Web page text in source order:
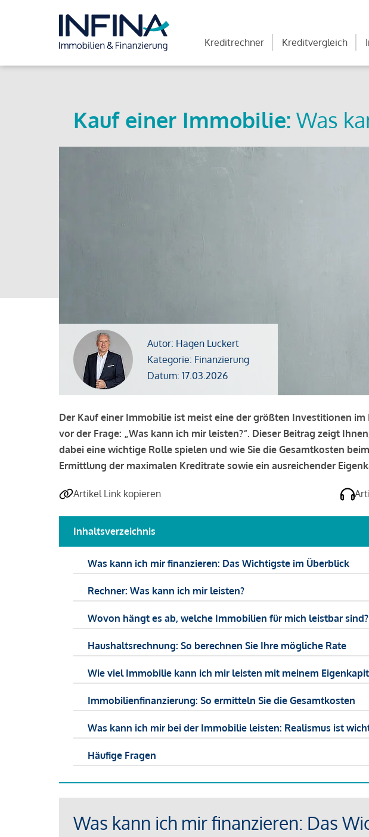
Kreditrechner Kreditvergleich
Kauf einer Immobilie: Was
Autor: Hagen Luckert
Kategorie: Finanzierung
Datum: 17.03.2026
Der Kauf einer Immobilie ist meist eine der größten Investitionen
vor der Frage: „Was kann ich mir leisten?“. Dieser Beitrag zeigt
dabei eine wichtige Rolle spielen und wie Sie die Gesamtkosten
Ermittlung der maximalen Kreditrate sowie ein ausreichender
Artikel Link kopieren
Inhaltsverzeichnis
Was kann ich mir finanzieren: Das Wichtigste im Überblick
Rechner: Was kann ich mir leisten?
Wovon hängt es ab, welche Immobilien für mich leistbar sind?
Haushaltsrechnung: So berechnen Sie Ihre mögliche Rate
Wie viel Immobilie kann ich mir leisten mit meinem
Immobilienfinanzierung: So ermitteln Sie die Gesamtkosten
Was kann ich mir bei der Immobilie leisten: Realismus ist
Häufige Fragen
Was kann ich mir finanzieren: Das